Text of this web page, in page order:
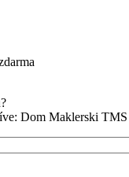
Dom Maklerski TMS